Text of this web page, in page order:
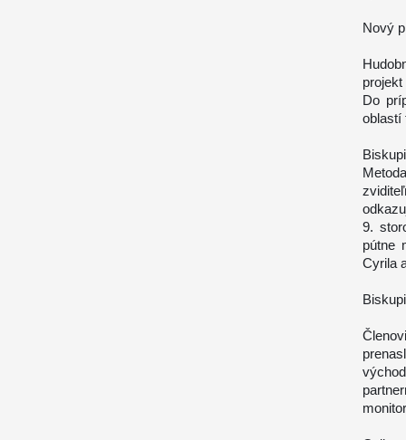
Nový
Do
oblastí
9.
pútne
Cyrila